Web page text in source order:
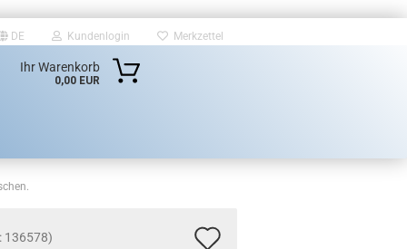
DE Kundenlogin Merkzettel
Ihr Warenkorb
0,00 EUR
136578)